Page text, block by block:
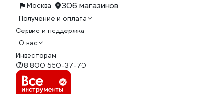
Москва 306 магазинов
Получение и оплата
Сервис и поддержка
О нас
Инвесторам
8 800 550-37-70